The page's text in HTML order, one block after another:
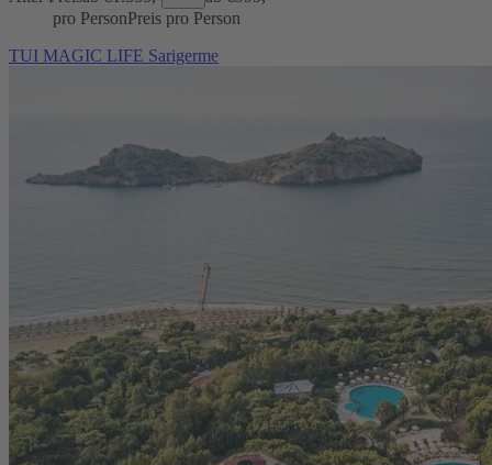
pro PersonPreis pro Person
TUI MAGIC LIFE Sarigerme